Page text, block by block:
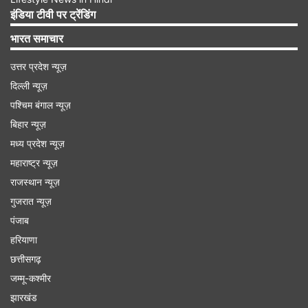
प्लेन क्रैश के बाद घटनास्थल की फोटो।
इंडिया टीवी पर ट्रेंडिंग
भारत समाचार
उत्तर प्रदेश न्यूज़
दिल्ली न्यूज़
पश्चिम बंगाल न्यूज़
बिहार न्यूज़
मध्य प्रदेश न्यूज़
महाराष्ट्र न्यूज़
राजस्थान न्यूज़
गुजरात न्यूज़
पंजाब
हरियाणा
छत्तीसगढ़
जम्मू-कश्मीर
झारखंड